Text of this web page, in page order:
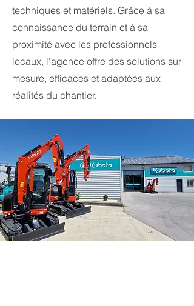
techniques et matériels. Grâce à sa
connaissance du terrain et à sa
proximité avec les professionnels
locaux, l’agence offre des solutions sur
mesure, efficaces et adaptées aux
réalités du chantier.